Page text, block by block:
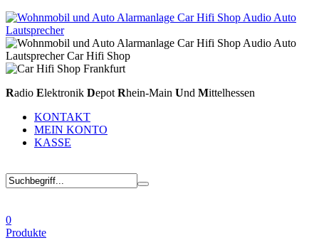
Radio Elektronik Depot Rhein-Main Und Mittelhessen
KONTAKT
MEIN KONTO
KASSE
0
Produkte